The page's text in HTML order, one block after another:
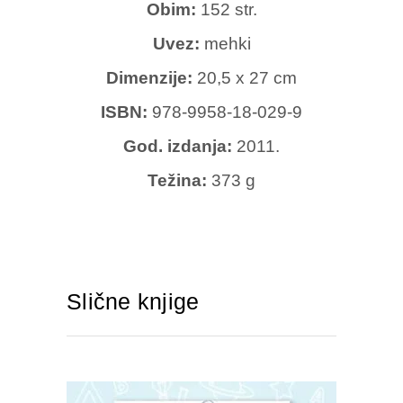
Obim: 152 str.
Uvez: mehki
Dimenzije: 20,5 x 27 cm
ISBN: 978-9958-18-029-9
God. izdanja: 2011.
Težina: 373 g
Slične knjige